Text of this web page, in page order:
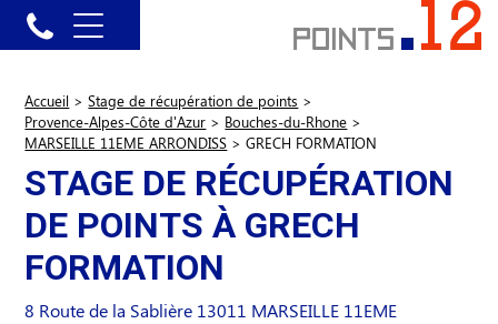
Accueil > Stage de récupération de points >
Provence-Alpes-Côte d'Azur > Bouches-du-Rhone >
MARSEILLE 11EME ARRONDISS > GRECH FORMATION
STAGE DE RÉCUPÉRATION
DE POINTS À GRECH
FORMATION
8 Route de la Sablière 13011 MARSEILLE 11EME